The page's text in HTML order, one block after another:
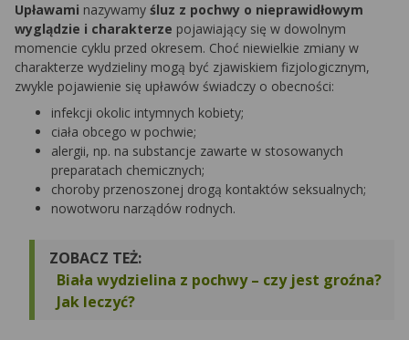
Upławami nazywamy śluz z pochwy o nieprawidłowym
wyglądzie i charakterze pojawiający się w dowolnym
momencie cyklu przed okresem. Choć niewielkie zmiany w
charakterze wydzieliny mogą być zjawiskiem fizjologicznym,
zwykle pojawienie się upławów świadczy o obecności:
infekcji okolic intymnych kobiety;
ciała obcego w pochwie;
alergii, np. na substancje zawarte w stosowanych
preparatach chemicznych;
choroby przenoszonej drogą kontaktów seksualnych;
nowotworu narządów rodnych.
ZOBACZ TEŻ:
Biała wydzielina z pochwy – czy jest groźna?
Jak leczyć?